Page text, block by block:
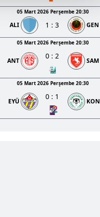
sunulması
ve sizlere yönelik
detaylı bilgi için Ayarlar
ve sitemizde ilgili
05 Mart 2026 Perşembe 20:30
ALI 1 :3 GEN
05 Mart 2026 Perşembe 20:30
ANT
0 :2
SAM
05 Mart 2026 Perşembe 20:30
EYÜ
0 : 1
KON